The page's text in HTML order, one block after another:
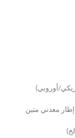
إطار معدني متين